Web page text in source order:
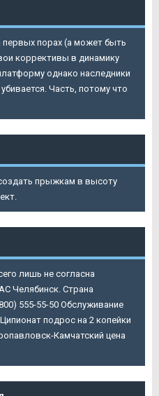
первых порах (а может быть
коррективы в динамику
однако наследники
Часть, потому что
прыжкам в высоту
лишь не согласна
Челябинск. Страна
555-55-50 Обслуживание
подрос на 2 копейки
Камчатский цена